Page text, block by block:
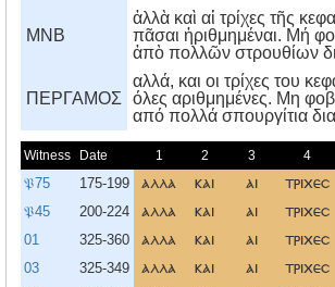
MNB
ἀλλὰ καὶ αἱ τρίχες τῆς
πᾶσαι ἠριθμημέναι. Μή
ἀπὸ πολλῶν στρουθίων
ΠΕΡΓΑΜΟΣ
αλλά, και οι τρίχες του
όλες αριθμημένες. Mη
από πολλά σπουργίτια
Witness Date 1 2 3 4
𝔓75 175-199 αλλα και αι τριχεσ
𝔓45 200-224 αλλα και αι τριχεσ
01 325-360 αλλα και αι τριχεσ
03 325-349 αλλα και αι τριχεσ